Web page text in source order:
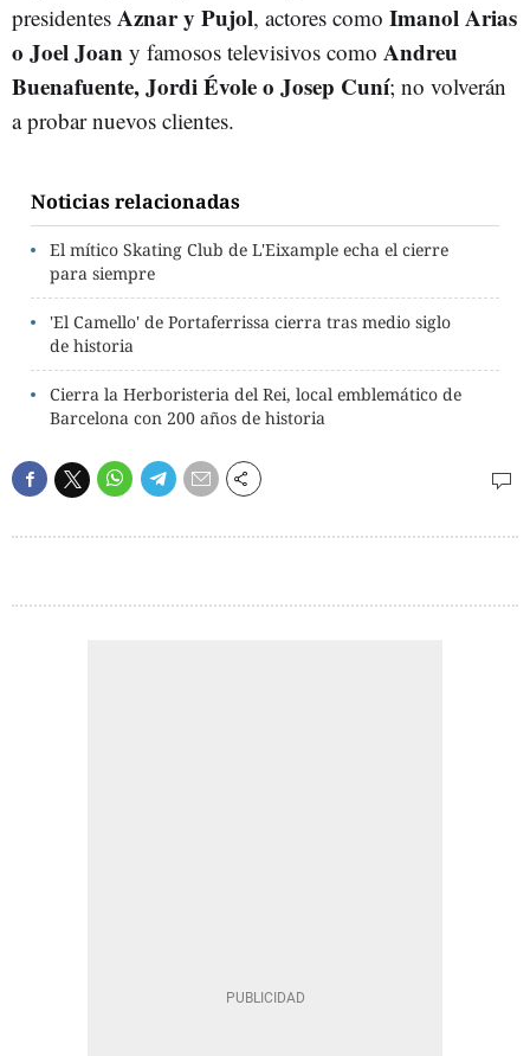
presidentes Aznar y Pujol, actores como Imanol Arias
o Joel Joan y famosos televisivos como Andreu
Buenafuente, Jordi Évole o Josep Cuní; no volverán
a probar nuevos clientes.
Noticias relacionadas
El mítico Skating Club de L'Eixample echa el cierre
para siempre
'El Camello' de Portaferrissa cierra tras medio siglo
de historia
Cierra la Herboristeria del Rei, local emblemático de
Barcelona con 200 años de historia